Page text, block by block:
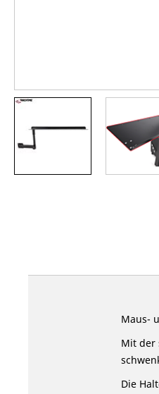
Maus-
Mit der
Die